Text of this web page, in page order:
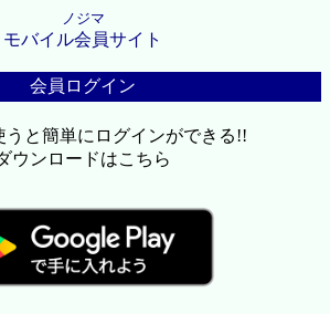
ノジマ
モバイル会員サイト
会員ログイン
うと簡単にログインができる!!
ウンロードはこちら